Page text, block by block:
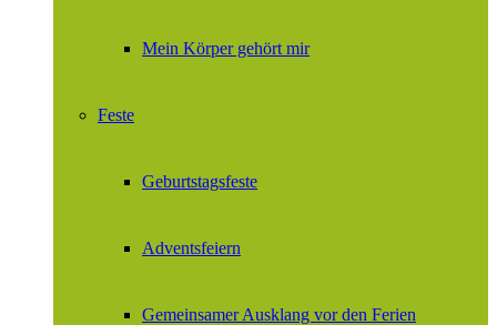
Mein Körper gehört mir
Feste
Geburtstagsfeste
Adventsfeiern
Gemeinsamer Ausklang vor den Ferien